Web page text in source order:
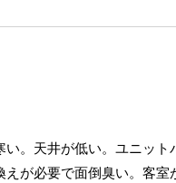
。天井が低い。ユニッ
が必要で面倒臭い。客